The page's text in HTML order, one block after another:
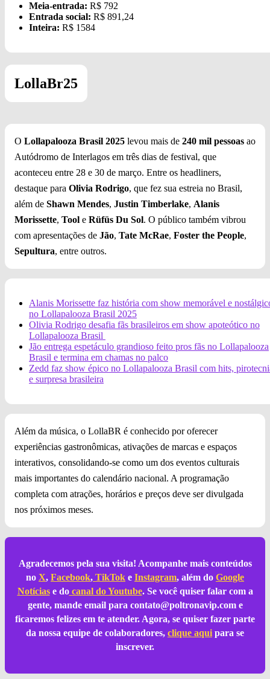
Meia-entrada: R$ 792
Entrada social: R$ 891,24
Inteira: R$ 1584
LollaBr25
O Lollapalooza Brasil 2025 levou mais de 240 mil pessoas ao
Autódromo de Interlagos em três dias de festival, que
aconteceu entre 28 e 30 de março. Entre os headliners,
destaque para Olivia Rodrigo, que fez sua estreia no Brasil,
além de Shawn Mendes, Justin Timberlake, Alanis
Morissette, Tool e Rüfüs Du Sol. O público também vibrou
com apresentações de Jão, Tate McRae, Foster the People,
Sepultura, entre outros.
Alanis Morissette faz história com show memorável e
no Lollapalooza Brasil 2025
Olivia Rodrigo desafia fãs brasileiros em show apoteótico no
Lollapalooza Brasil
Jão entrega espetáculo grandioso feito pros fãs no Lollapalooza
Brasil e termina em chamas no palco
Zedd faz show épico no Lollapalooza Brasil com hits,
e surpresa brasileira
Além da música, o LollaBR é conhecido por oferecer
experiências gastronômicas, ativações de marcas e espaços
interativos, consolidando-se como um dos eventos culturais
mais importantes do calendário nacional. A programação
completa com atrações, horários e preços deve ser divulgada
nos próximos meses.
Agradecemos pela sua visita! Acompanhe mais conteúdos
no X, Facebook, TikTok e Instagram, além do Google
Notíciase docanal do Youtube. Se você quiser falar com a
gente, mande email para contato@poltronavip.come
ficaremos felizes em te atender. Agora, se quiser fazer parte
da nossa equipe de colaboradores, clique aqui para se
inscrever.